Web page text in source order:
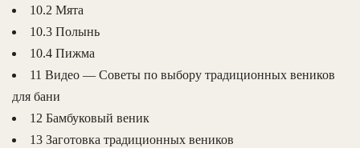
10.2 Мята
10.3 Полынь
10.4 Пижма
11 Видео — Советы по выбору традиционных веников
для бани
12 Бамбуковый веник
13 Заготовка традиционных веников